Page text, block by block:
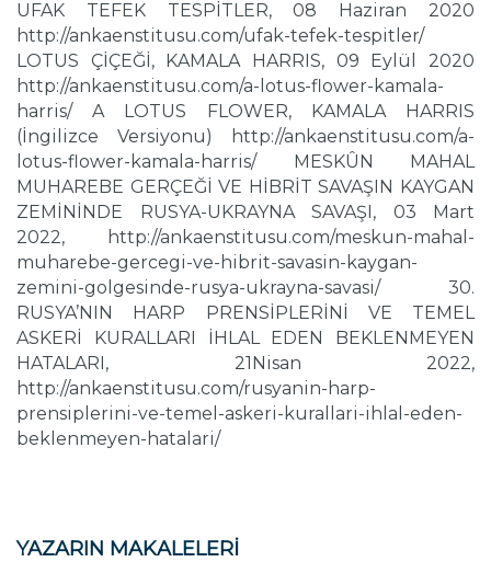
UFAK TEFEK TESPİTLER, 08 Haziran 2020
http://ankaenstitusu.com/ufak-tefek-tespitler/
LOTUS ÇİÇEĞİ, KAMALA HARRIS, 09 Eylül 2020
http://ankaenstitusu.com/a-lotus-flower-kamala-
harris/ A LOTUS FLOWER, KAMALA HARRIS
(İngilizce Versiyonu) http://ankaenstitusu.com/a-
lotus-flower-kamala-harris/ MESKÛN MAHAL
MUHAREBE GERÇEĞİ VE HİBRİT SAVAŞIN KAYGAN
ZEMİNİNDE RUSYA-UKRAYNA SAVAŞI, 03 Mart
2022, http://ankaenstitusu.com/meskun-mahal-
muharebe-gercegi-ve-hibrit-savasin-kaygan-
zemini-golgesinde-rusya-ukrayna-savasi/ 30.
RUSYA’NIN HARP PRENSİPLERİNİ VE TEMEL
ASKERİ KURALLARI İHLAL EDEN BEKLENMEYEN
HATALARI, 21Nisan 2022,
http://ankaenstitusu.com/rusyanin-harp-
prensiplerini-ve-temel-askeri-kurallari-ihlal-eden-
beklenmeyen-hatalari/
YAZARIN MAKALELERİ